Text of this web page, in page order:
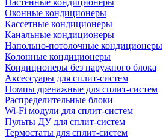
Настенные кондиционеры
Оконные кондиционеры
Кассетные кондиционеры
Канальные кондиционеры
Напольно-потолочные кондиционеры
Колонные кондиционеры
Кондиционеры без наружного блока
Аксессуары для сплит-систем
Помпы дренажные для сплит-систем
Распределительные блоки
Wi-Fi модули для сплит-систем
Пульты ДУ для сплит-систем
Термостаты для сплит-систем